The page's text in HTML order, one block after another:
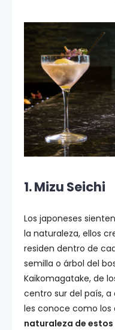
1. Mizu Seichi
Los japoneses
la naturaleza, ellos
residen dentro de
semilla o árbol del
Kaikomagatake, de
centro sur del país,
les conoce como los
naturaleza de